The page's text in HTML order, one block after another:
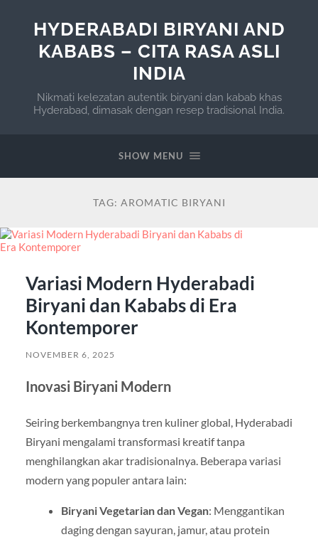
HYDERABADI BIRYANI AND
KABABS – CITA RASA ASLI
INDIA
Nikmati kelezatan autentik biryani dan kabab khas
Hyderabad, dimasak dengan resep tradisional India.
SHOW MENU
TAG: AROMATIC BIRYANI
Variasi Modern Hyderabadi
Biryani dan Kababs di Era
Kontemporer
NOVEMBER 6, 2025
Inovasi Biryani Modern
Seiring berkembangnya tren kuliner global, Hyderabadi
Biryani mengalami transformasi kreatif tanpa
menghilangkan akar tradisionalnya. Beberapa variasi
modern yang populer antara lain:
Biryani Vegetarian dan Vegan: Menggantikan
daging dengan sayuran, jamur, atau protein